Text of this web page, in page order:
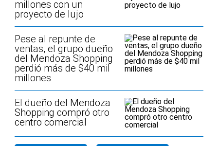
millones con un
proyecto de lujo
Pese al repunte de
ventas, el grupo dueño
del Mendoza Shopping
perdió más de $40 mil
millones
El dueño del Mendoza
Shopping compró otro
centro comercial